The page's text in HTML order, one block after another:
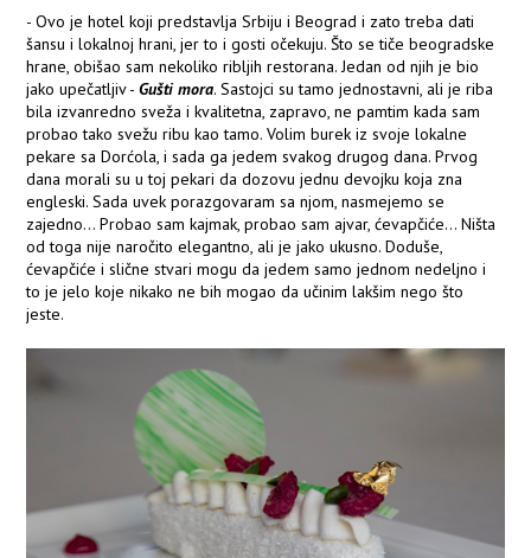
- Ovo je hotel koji predstavlja Srbiju i Beograd i zato treba dati
šansu i lokalnoj hrani, jer to i gosti očekuju. Što se tiče beogradske
hrane, obišao sam nekoliko ribljih restorana. Jedan od njih je bio
jako upečatljiv -Gušti mora. Sastojci su tamo jednostavni, ali je riba
bila izvanredno sveža i kvalitetna, zapravo, ne pamtim kada sam
probao tako svežu ribu kao tamo. Volim burek iz svoje lokalne
pekare sa Dorćola, i sada ga jedem svakog drugog dana. Prvog
dana morali su u toj pekari da dozovu jednu devojku koja zna
engleski. Sada uvek porazgovaram sa njom, nasmejemo se
zajedno... Probao sam kajmak, probao sam ajvar, ćevapčiće... Ništa
od toga nije naročito elegantno, ali je jako ukusno. Doduše,
ćevapčiće i slične stvari mogu da jedem samo jednom nedeljno i
to je jelo koje nikako ne bih mogao da učinim lakšim nego što
jeste.